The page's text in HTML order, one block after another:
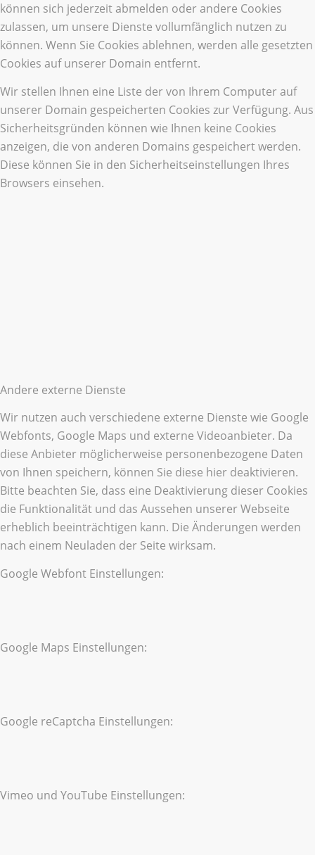
können sich jederzeit abmelden oder andere Cookies
zulassen, um unsere Dienste vollumfänglich nutzen zu
können. Wenn Sie Cookies ablehnen, werden alle gesetzten
Cookies auf unserer Domain entfernt.
Wir stellen Ihnen eine Liste der von Ihrem Computer auf
unserer Domain gespeicherten Cookies zur Verfügung. Aus
Sicherheitsgründen können wie Ihnen keine Cookies
anzeigen, die von anderen Domains gespeichert werden.
Diese können Sie in den Sicherheitseinstellungen Ihres
Browsers einsehen.
Andere externe Dienste
Wir nutzen auch verschiedene externe Dienste wie Google
Webfonts, Google Maps und externe Videoanbieter. Da
diese Anbieter möglicherweise personenbezogene Daten
von Ihnen speichern, können Sie diese hier deaktivieren.
Bitte beachten Sie, dass eine Deaktivierung dieser Cookies
die Funktionalität und das Aussehen unserer Webseite
erheblich beeinträchtigen kann. Die Änderungen werden
nach einem Neuladen der Seite wirksam.
Google Webfont Einstellungen:
Google Maps Einstellungen:
Google reCaptcha Einstellungen:
Vimeo und YouTube Einstellungen: